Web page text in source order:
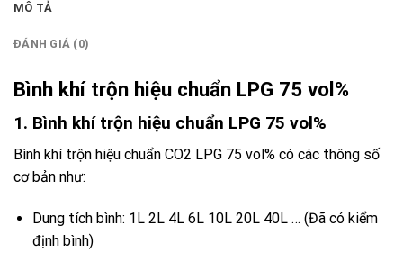
MÔ TẢ
ĐÁNH GIÁ (0)
Bình khí trộn hiệu chuẩn LPG 75 vol%
1. Bình khí trộn hiệu chuẩn LPG 75 vol%
Bình khí trộn hiệu chuẩn CO2 LPG 75 vol% có các thông số
cơ bản như:
Dung tích bình: 1L 2L 4L 6L 10L 20L 40L … (Đã có kiểm
định bình)